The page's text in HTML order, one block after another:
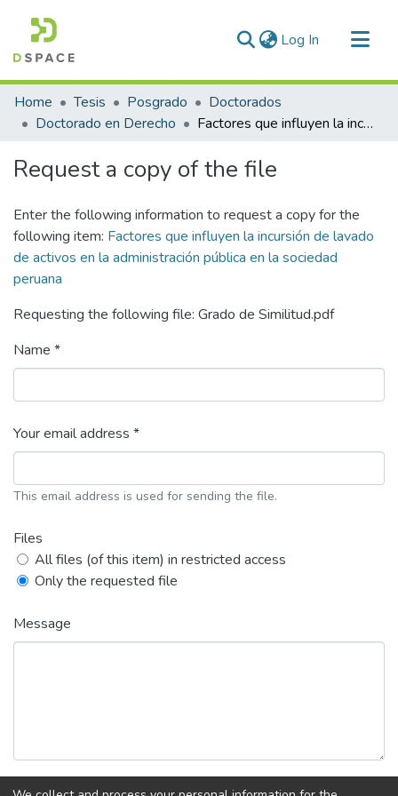
Log In (current)
Communities & Collections
All of DSpace
Home Tesis Posgrado
Doctorados
Doctorado en Derecho
Factores que influyen la incursión de lavado de activos en la administración pública en la sociedad peruana
Request a copy of the file
Enter the following information to request a copy for the
following item: Factores que influyen la incursión de lavado
de activos en la administración pública en la sociedad
peruana
Requesting the following file: Grado de Similitud.pdf
Name *
Your email address *
This email address is used for sending the file.
Files
All files (of this item) in restricted access
Only the requested file
Message